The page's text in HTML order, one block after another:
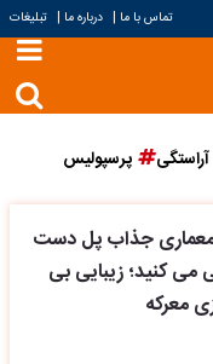
تماس با ما | درباره ما | تبلیغات
پرسپولیس
معماری جذاب پل دست
می کنید؛ زیبایی بی
معرکه